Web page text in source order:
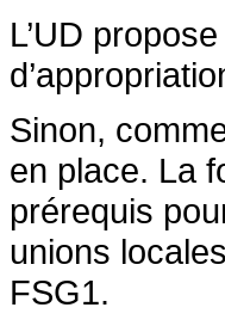
L’UD
Sinon,
en place. La
prérequis
unions
FSG1.